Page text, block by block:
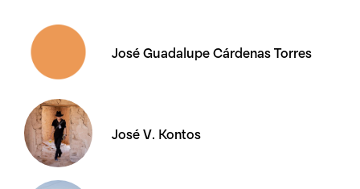
José Guadalupe Cárdenas Torres
José V. Kontos